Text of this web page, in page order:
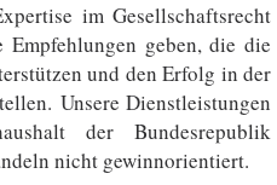
im Gesellschaftsrecht
Empfehlungen geben, die die
und den Erfolg in der
Unsere Dienstleistungen
der Bundesrepublik
nicht gewinnorientiert.